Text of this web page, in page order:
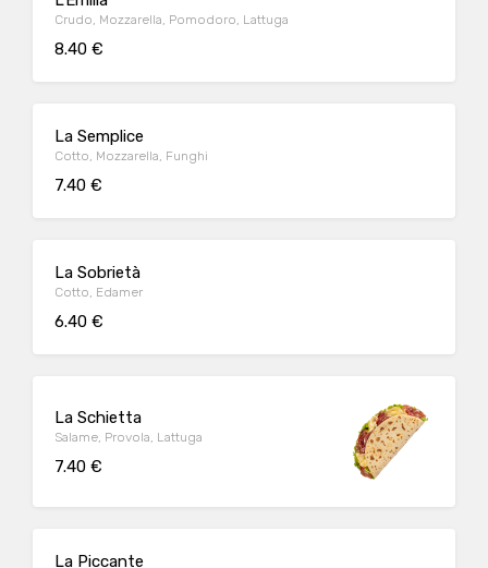
Crudo, Mozzarella, Pomodoro, Lattuga
8.40 €
La Semplice
Cotto, Mozzarella, Funghi
7.40 €
La Sobrietà
Cotto, Edamer
6.40 €
La Schietta
Salame, Provola, Lattuga
7.40 €
La Piccante